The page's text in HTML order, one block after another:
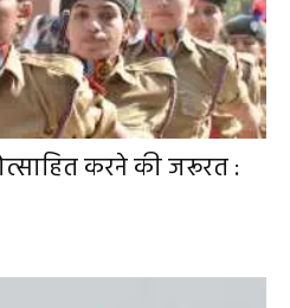
करने की जरूरत :